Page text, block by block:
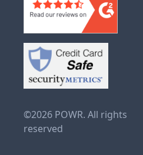
©2026 POWR. All rights
reserved